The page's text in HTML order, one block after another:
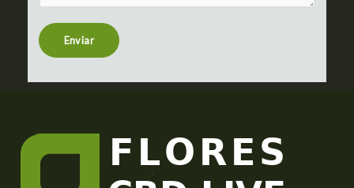
t
r
s
Enviar